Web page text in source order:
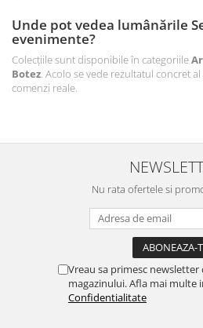
Unde pot vedea lumânările
evenimente?
Colecțiile sunt disponibile în categoriile
Botez . Acolo se vede rezultatul concret
comenzi reale.
Nu rata ofertele si
Vreau sa primesc
magazinului. Afla mai multe
Confidentialitate